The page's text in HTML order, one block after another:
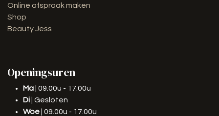
Online afspraak maken
Shop
Beauty Jess
Openingsuren
Ma | 09.00u - 17.00u
Di | Gesloten
Woe | 09.00u - 17.00u